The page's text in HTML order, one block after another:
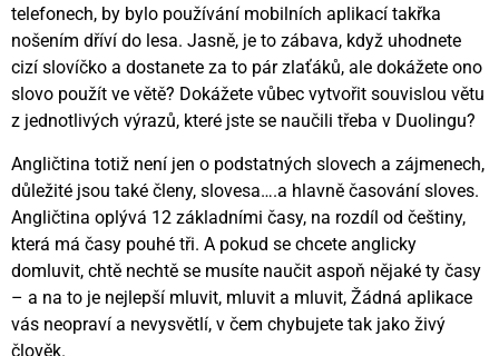
telefonech, by bylo používání mobilních aplikací takřka
nošením dříví do lesa. Jasně, je to zábava, když uhodnete
cizí slovíčko a dostanete za to pár zlaťáků, ale dokážete ono
slovo použít ve větě? Dokážete vůbec vytvořit souvislou větu
z jednotlivých výrazů, které jste se naučili třeba v Duolingu?
Angličtina totiž není jen o podstatných slovech a zájmenech,
důležité jsou také členy, slovesa….a hlavně časování sloves.
Angličtina oplývá 12 základními časy, na rozdíl od češtiny,
která má časy pouhé tři. A pokud se chcete anglicky
domluvit, chtě nechtě se musíte naučit aspoň nějaké ty časy
– a na to je nejlepší mluvit, mluvit a mluvit, Žádná aplikace
vás neopraví a nevysvětlí, v čem chybujete tak jako živý
člověk.